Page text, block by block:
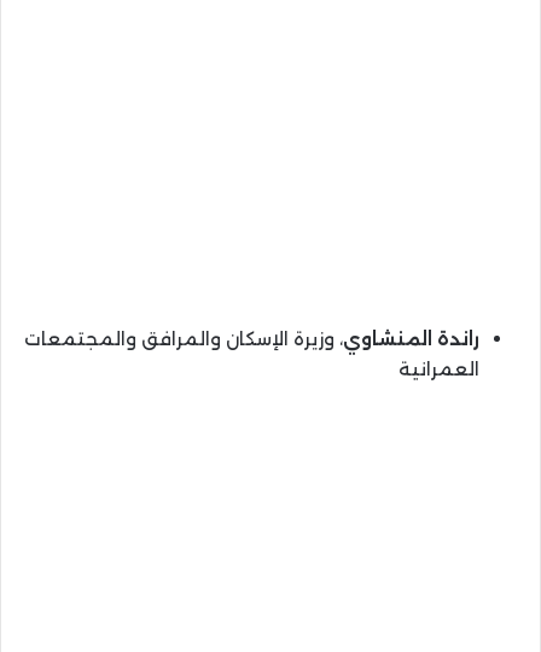
راندة المنشاوي، وزيرة الإسكان والمرافق والمجتمعات
العمرانية